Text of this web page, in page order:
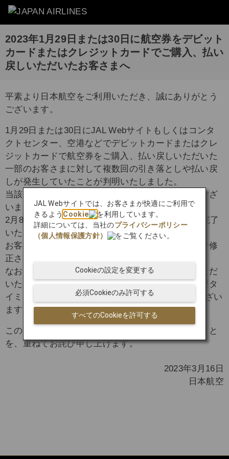
2023年1月29日または30日に航空券をデビット
カードまたはクレジットカードでご購入、払い
戻しいただいたお客さまへ
平素より日本航空をご利用いただき、誠にありがとう
ございます。
1月29日または30日にJAL Webサイトもしくはコンタ
クトセンター、空港などでデビットカードまたはクレ
ジットカードで航空券をご購入、払い戻しいただいた
一部のお客さまに対して複数回の引き落としや払い戻
しが発生していたことが判明いたしました。
当該のお客さまにはご迷惑をおかけし誠に申し訳ござ
いません。
2月8日に原因を特定し、3月7日までに修正作業を完了
いたしました。
お客さまのカード精算金額は、今後カード会社側で修
正されます。
なお、お客さまのカード精算に関してはご利用いただ
いたカード発行会社側での締め切り日、データ処理タ
イミングによって2か月程度時期が異なる場合もござい
ます。
この度は、お客さまにご迷惑をおかけいたしますこと
を、重ねてお詫び申し上げます。
2023年3月16日
日本航空
JAL Webサイトでは、お客さまが快適にご利用で
きるようCookie
を利用しています。
詳細については、当社のプライバシーポリシー
（個人情報保護方針）
をご覧ください。
すべてのCookieを許可する
必須Cookieのみ許可する
Cookieの設定を変更する